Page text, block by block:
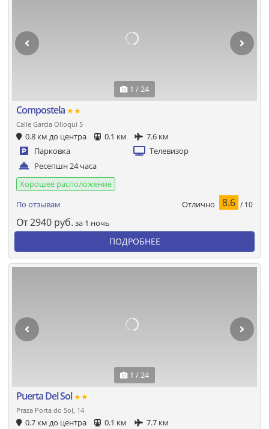
1 / 24
Compostela ★★
Calle Garcia Olloqui 5
0.8 км до центра 0.1 км
7.6 км
Парковка
Телевизор
Ресепшн 24 часа
Хорошее расположение
По отзывам
Отлично 8.6 / 10
От2940 руб. за 1 ночь
ПОДРОБНЕЕ
1 / 24
Puerta Del Sol★★
Praza Porta do Sol, 14
0.7 км до центра 0.1 км
7.7 км